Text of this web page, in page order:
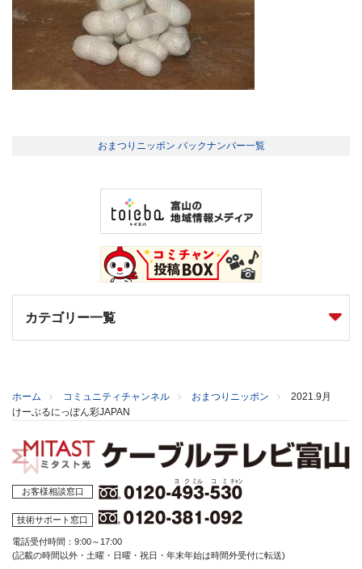
おまつりニッポン バックナンバー一覧
カテゴリー一覧
ホーム コミュニティチャンネル おまつりニッポン
2021.9月
けーぶるにっぽん彩JAPAN
お客様相談窓口
技術サポート窓口
電話受付時間：9:00～17:00
(記載の時間以外・土曜・日曜・祝日・年末年始は時間外受付に転送)